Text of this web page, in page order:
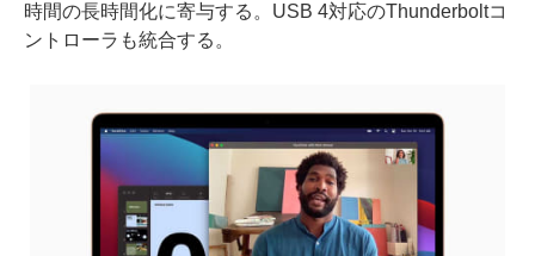
時間の長時間化に寄与する。USB 4対応のThunderboltコ
ントローラも統合する。